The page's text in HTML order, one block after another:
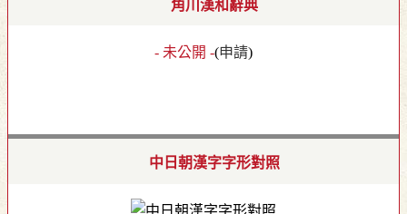
角川漢和辭典
- 未公開 -(申請)
中日朝漢字字形對照